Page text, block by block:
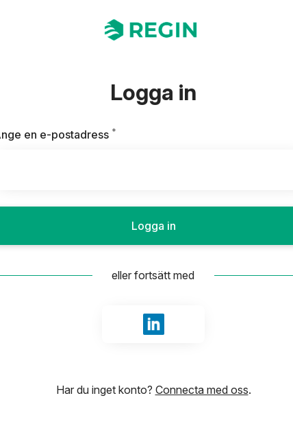
Logga in
en e-postadress *
Logga in
eller fortsätt med
Logga in med LinkedIn
Har du inget konto? Connecta med oss.